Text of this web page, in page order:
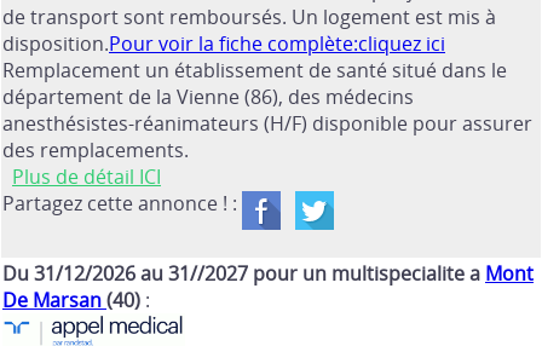
de transport sont remboursés. Un logement est mis à
disposition.Pour voir la fiche complète:cliquez ici
Remplacement un établissement de santé situé dans le
département de la Vienne (86), des médecins
anesthésistes-réanimateurs (H/F) disponible pour assurer
des remplacements.
Plus de détail ICI
Partagez cette annonce ! :
Du 31/12/2026 au 31//2027 pour un multispecialite a Mont
De Marsan(40) :